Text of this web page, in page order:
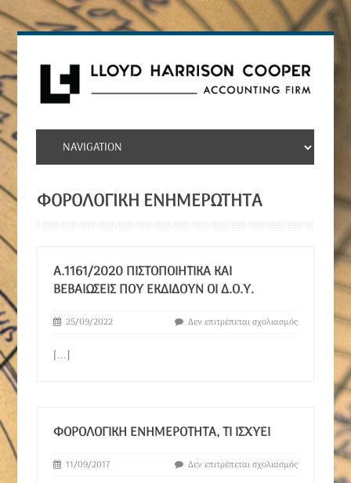
ΦΟΡΟΛΟΓΙΚΉ ΕΝΗΜΕΡΏΤΗΤΑ
Α.1161/2020 ΠΙΣΤΟΠΟΙΗΤΙΚΆ ΚΑΙ
ΒΕΒΑΙΏΣΕΙΣ ΠΟΥ ΕΚΔΊΔΟΥΝ ΟΙ Δ.Ο.Υ.
25/09/2022 Δεν επιτρέπεται σχολιασμός
[...]
ΦΟΡΟΛΟΓΙΚΉ ΕΝΗΜΕΡΌΤΗΤΑ, ΤΙ ΙΣΧΎΕΙ
11/09/2017 Δεν επιτρέπεται σχολιασμός